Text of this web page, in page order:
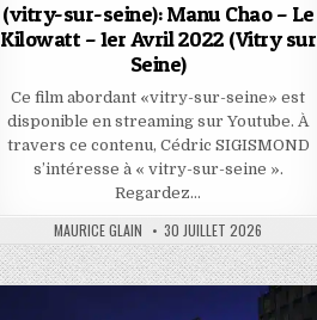
(vitry-sur-seine): Manu Chao – Le
Kilowatt – 1er Avril 2022 (Vitry sur
Seine)
Ce film abordant «vitry-sur-seine» est
disponible en streaming sur Youtube. À
travers ce contenu, Cédric SIGISMOND
s’intéresse à « vitry-sur-seine ».
Regardez…
AUTHOR:
MAURICE GLAIN PUBLISHED
DATE:
30 JUILLET 2026